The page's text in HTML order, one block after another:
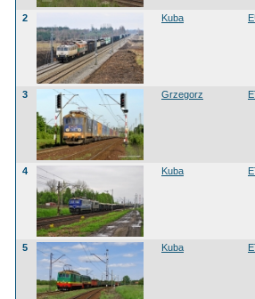
2 Kuba
3 Grzegorz
4 Kuba
5 Kuba